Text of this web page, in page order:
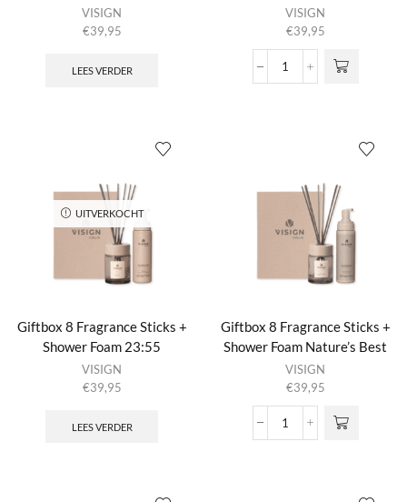
(Nature’s Best) + Conditioner
Mini (Nature’s Best) 23:55
VISIGN
€39,95
LEES VERDER
(Nature’s Best) + Conditioner
Mini (Nature’s Best) Nature’s
Best
VISIGN
€39,95
Giftbox
+
Shampoo
Mini
(Nature's
Best)
+
(Nature's
Best)
Nature's
Best
UITVERKOCHT
Giftbox 8 Fragrance Sticks +
Shower Foam 23:55
VISIGN
€39,95
LEES VERDER
Giftbox 8 Fragrance Sticks +
Shower Foam Nature’s Best
VISIGN
€39,95
Giftbox